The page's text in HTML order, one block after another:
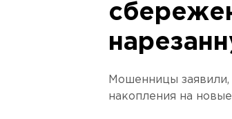
Мошенницы заявили,
накопления на